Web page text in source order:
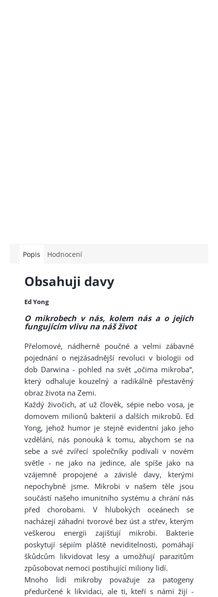
Popis Hodnocení
Obsahuji davy
Ed Yong
O mikrobech v nás, kolem nás a o jejich
fungujícím vlivu na náš život
Přelomové, nádherně poučné a velmi zábavné
pojednání o nejzásadnější revoluci v biologii od
dob Darwina - pohled na svět „očima mikroba“,
který odhaluje kouzelný a radikálně přestavěný
obraz života na Zemi.
Každý živočich, ať už člověk, sépie nebo vosa, je
domovem milionů bakterií a dalších mikrobů. Ed
Yong, jehož humor je stejně evidentní jako jeho
vzdělání, nás ponouká k tomu, abychom se na
sebe a své zvířecí společníky podívali v novém
světle - ne jako na jedince, ale spíše jako na
vzájemně propojené a závislé davy, kterými
nepochybně jsme. Mikrobi v našem těle jsou
součástí našeho imunitního systému a chrání nás
před chorobami. V hlubokých oceánech se
nacházejí záhadní tvorové bez úst a střev, kterým
veškerou energii zajišťují mikrobi. Bakterie
poskytují sépiím pláště neviditelnosti, pomáhají
škůdcům likvidovat lesy a umožňují parazitům
způsobovat nemoci postihující miliony lidí.
Mnoho lidí mikroby považuje za patogeny
předurčené k likvidaci, ale ti, kteří s námi žijí -